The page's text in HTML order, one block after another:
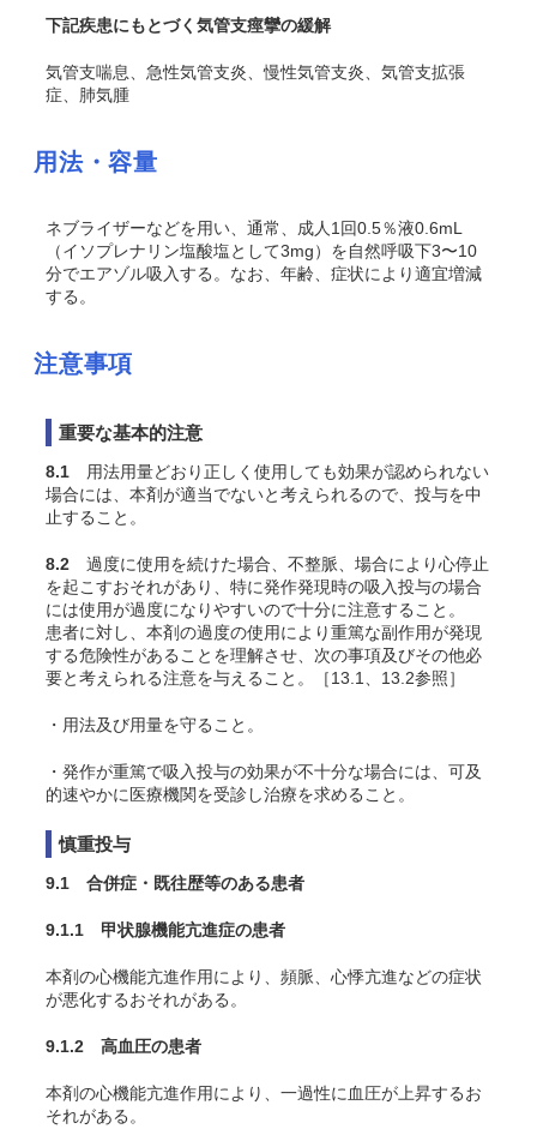
下記疾患にもとづく気管支痙攣の緩解
気管支喘息、急性気管支炎、慢性気管支炎、気管支拡張
症、肺気腫
用法・容量
ネブライザーなどを用い、通常、成人1回0.5％液0.6mL
（イソプレナリン塩酸塩として3mg）を自然呼吸下3〜10
分でエアゾル吸入する。なお、年齢、症状により適宜増減
する。
注意事項
重要な基本的注意
8.1 用法用量どおり正しく使用しても効果が認められない
場合には、本剤が適当でないと考えられるので、投与を中
止すること。
8.2 過度に使用を続けた場合、不整脈、場合により心停止
を起こすおそれがあり、特に発作発現時の吸入投与の場合
には使用が過度になりやすいので十分に注意すること。
患者に対し、本剤の過度の使用により重篤な副作用が発現
する危険性があることを理解させ、次の事項及びその他必
要と考えられる注意を与えること。［13.1、13.2参照］
・用法及び用量を守ること。
・発作が重篤で吸入投与の効果が不十分な場合には、可及
的速やかに医療機関を受診し治療を求めること。
慎重投与
9.1 合併症・既往歴等のある患者
9.1.1 甲状腺機能亢進症の患者
本剤の心機能亢進作用により、頻脈、心悸亢進などの症状
が悪化するおそれがある。
9.1.2 高血圧の患者
本剤の心機能亢進作用により、一過性に血圧が上昇するお
それがある。